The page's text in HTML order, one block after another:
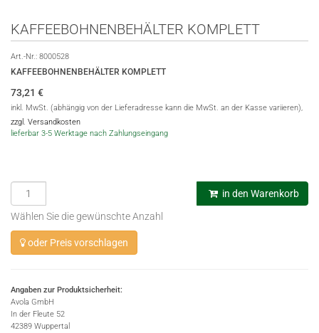
KAFFEEBOHNENBEHÄLTER KOMPLETT
Art.-Nr.: 8000528
KAFFEEBOHNENBEHÄLTER KOMPLETT
73,21 €
inkl. MwSt. (abhängig von der Lieferadresse kann die MwSt. an der Kasse variieren),
zzgl. Versandkosten
lieferbar 3-5 Werktage nach Zahlungseingang
in den Warenkorb
Wählen Sie die gewünschte Anzahl
oder Preis vorschlagen
Angaben zur Produktsicherheit:
Avola GmbH
In der Fleute 52
42389 Wuppertal